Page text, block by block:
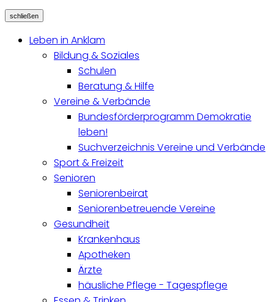
schließen
Leben in Anklam
Bildung & Soziales
Schulen
Beratung & Hilfe
Vereine & Verbände
Bundesförderprogramm Demokratie
leben!
Suchverzeichnis Vereine und Verbände
Sport & Freizeit
Senioren
Seniorenbeirat
Seniorenbetreuende Vereine
Gesundheit
Krankenhaus
Apotheken
Ärzte
häusliche Pflege - Tagespflege